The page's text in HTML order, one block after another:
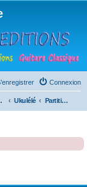
Connexion
Ukulélé Partitions